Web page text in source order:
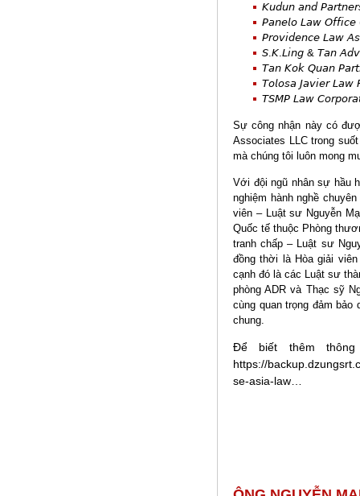
𝘒𝘶𝘥𝘶𝘯 𝘢𝘯𝘥
𝘗𝘢𝘯𝘦𝘭𝘰 𝘓𝘢𝘸 𝘖𝘧𝘧𝘪𝘤𝘦
𝘗𝘳𝘰𝘷𝘪𝘥𝘦𝘯𝘤𝘦 𝘓𝘢𝘸
𝘚.𝘒.𝘓𝘪𝘯𝘨 & 𝘛𝘢𝘯
𝘛𝘢𝘯 𝘒𝘰𝘬 𝘘𝘶𝘢𝘯
𝘛𝘰𝘭𝘰𝘴𝘢 𝘑𝘢𝘷𝘪𝘦𝘳 𝘓𝘢𝘸
𝘛𝘚𝘔𝘗 𝘓𝘢𝘸
Sự công nhận này có
Associates LLC trong
mà chúng tôi luôn mong
Với đội ngũ nhân sự hầu
nghiệm hành nghề
viên – Luật sư Nguyễn
Quốc tế thuộc Phòng
tranh chấp – Luật sư
đồng thời là Hòa giải
cạnh đó là các Luật sư
phòng ADR và Thạc sỹ
cùng quan trọng đảm
chung.
Để biết thêm
https://
se-asia-law…